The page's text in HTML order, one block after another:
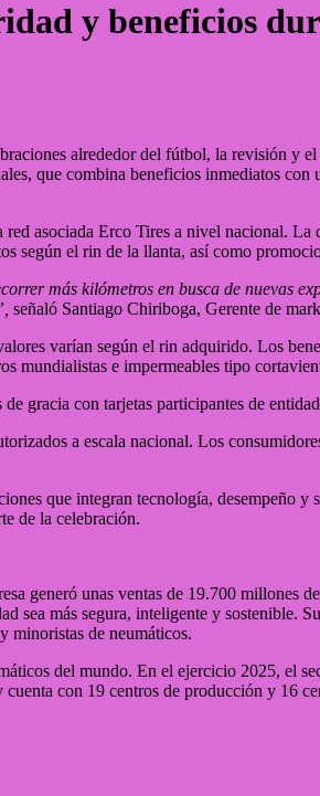
y beneficios
alrededor del fútbol, la revisión y
que combina beneficios inmediatos con
asociada Erco Tires a nivel nacional.
según el rin de la llanta, así como
más kilómetros en busca de nuevas
señaló Santiago Chiriboga, Gerente de
varían según el rin adquirido. Los
mundialistas e impermeables tipo
gracia con tarjetas participantes de
a escala nacional. Los
que integran tecnología, desempeño
de la celebración.
generó unas ventas de 19.700 millones
sea más segura, inteligente y sostenible.
minoristas de neumáticos.
del mundo. En el ejercicio 2025, el
con 19 centros de producción y 16